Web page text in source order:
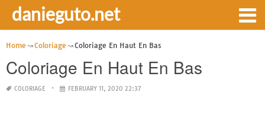
danieguto.net
Home Coloriage Coloriage En Haut En Bas
Coloriage En Haut En Bas
COLORIAGE FEBRUARY 11, 2020 22:37